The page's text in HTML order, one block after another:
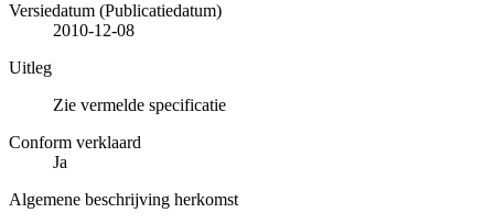
Versiedatum (Publicatiedatum)
2010-12-08
Uitleg
Zie vermelde specificatie
Conform verklaard
Ja
Algemene beschrijving herkomst